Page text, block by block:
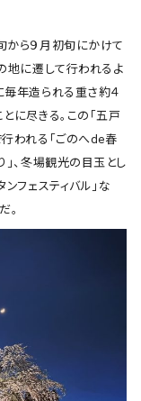
から９月初旬にかけて
地に遷して行われるよ
年造られる重さ約４
に尽きる。この「五戸
われる「ごのへde春
」、冬場観光の目玉とし
フェスティバル」な
。